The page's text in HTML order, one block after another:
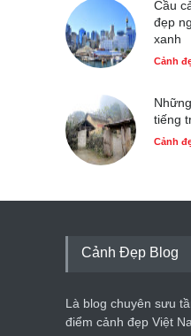
Cầu
đẹp
xanh
Cảnh
tiếng
Cảnh
Cảnh Đẹp Blog
Là blog chuyên sưu
điểm cảnh đẹp Việt